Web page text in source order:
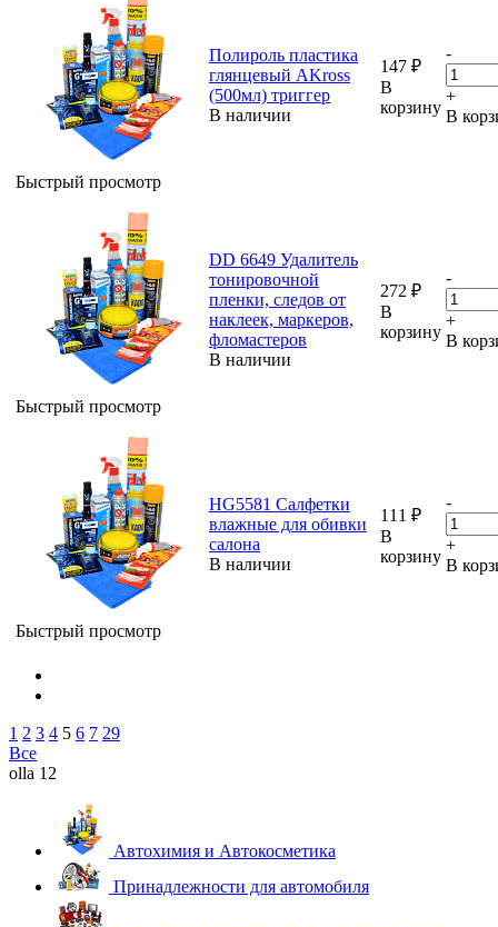
Быстрый просмотр
Полироль пластика
глянцевый AKross
(500мл) триггер
В наличии
147 ₽
В
корзину
-
+
В
Быстрый просмотр
DD 6649 Удалитель
тонировочной
пленки, следов от
наклеек, маркеров,
фломастеров
В наличии
272 ₽
В
корзину
-
+
В
Быстрый просмотр
HG5581 Салфетки
влажные для обивки
салона
В наличии
111 ₽
В
корзину
-
+
В
1 2 3 4 5 6 7 29
Все
olla 12
Автохимия и Автокосметика
Принадлежности для автомобиля